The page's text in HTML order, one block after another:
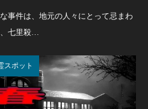
事件は、地元の人々にとって忌まわ
七里殺…
スポット